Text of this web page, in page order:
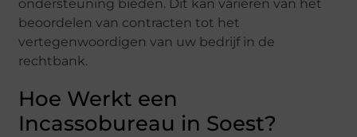
ondersteuning bieden. Dit kan variëren van het
beoordelen van contracten tot het
vertegenwoordigen van uw bedrijf in de
rechtbank.
Hoe Werkt een
Incassobureau in Soest?